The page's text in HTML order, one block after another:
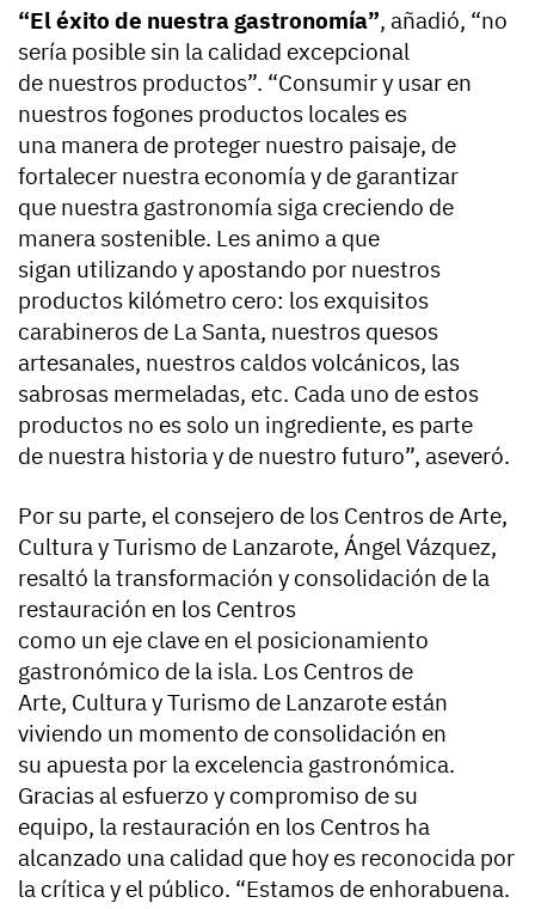
“El éxito de nuestra gastronomía”, añadió, “no
sería posible sin la calidad excepcional
de nuestros productos”. “Consumir y usar en
nuestros fogones productos locales es
una manera de proteger nuestro paisaje, de
fortalecer nuestra economía y de garantizar
que nuestra gastronomía siga creciendo de
manera sostenible. Les animo a que
sigan utilizando y apostando por nuestros
productos kilómetro cero: los exquisitos
carabineros de La Santa, nuestros quesos
artesanales, nuestros caldos volcánicos, las
sabrosas mermeladas, etc. Cada uno de estos
productos no es solo un ingrediente, es parte
de nuestra historia y de nuestro futuro”, aseveró.
Por su parte, el consejero de los Centros de Arte,
Cultura y Turismo de Lanzarote, Ángel Vázquez,
resaltó la transformación y consolidación de la
restauración en los Centros
como un eje clave en el posicionamiento
gastronómico de la isla. Los Centros de
Arte, Cultura y Turismo de Lanzarote están
viviendo un momento de consolidación en
su apuesta por la excelencia gastronómica.
Gracias al esfuerzo y compromiso de su
equipo, la restauración en los Centros ha
alcanzado una calidad que hoy es reconocida por
la crítica y el público. “Estamos de enhorabuena.